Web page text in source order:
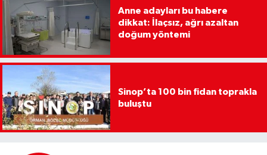
Anne adayları bu habere
dikkat: İlaçsız, ağrı azaltan
doğum yöntemi
Sinop’ta 100 bin fidan toprakla
buluştu